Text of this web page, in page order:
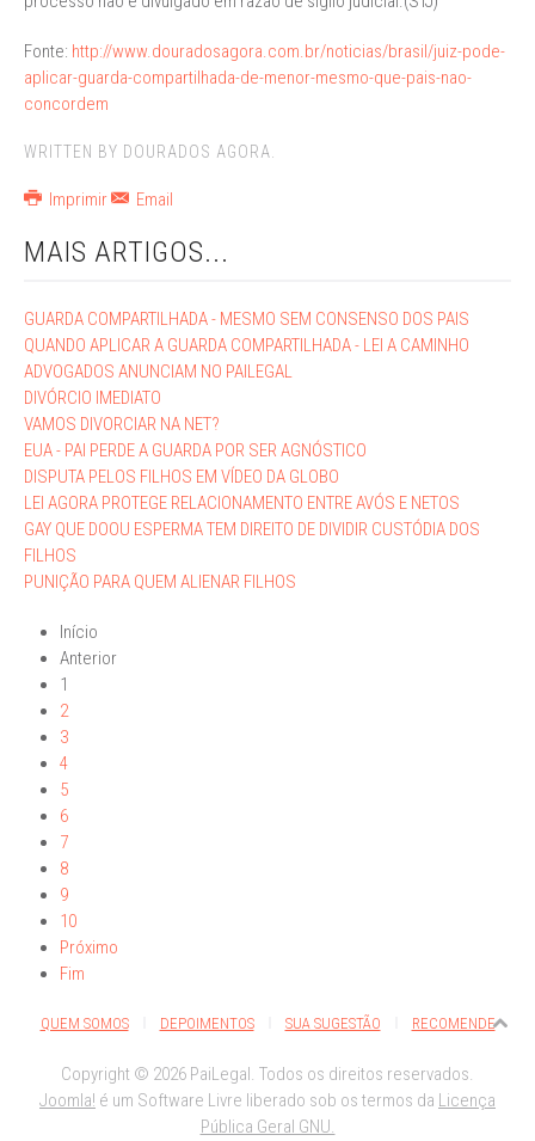
Fonte: http://www.douradosagora.com.br/noticias/brasil/juiz-pode-
aplicar-guarda-compartilhada-de-menor-mesmo-que-pais-nao-
concordem
WRITTEN BY DOURADOS AGORA.
Imprimir Email
MAIS ARTIGOS...
GUARDA COMPARTILHADA - MESMO SEM CONSENSO DOS PAIS
QUANDO APLICAR A GUARDA COMPARTILHADA - LEI A CAMINHO
ADVOGADOS ANUNCIAM NO PAILEGAL
DIVÓRCIO IMEDIATO
VAMOS DIVORCIAR NA NET?
EUA - PAI PERDE A GUARDA POR SER AGNÓSTICO
DISPUTA PELOS FILHOS EM VÍDEO DA GLOBO
LEI AGORA PROTEGE RELACIONAMENTO ENTRE AVÓS E NETOS
GAY QUE DOOU ESPERMA TEM DIREITO DE DIVIDIR CUSTÓDIA DOS
FILHOS
PUNIÇÃO PARA QUEM ALIENAR FILHOS
Início
Anterior
1
2
3
4
5
6
7
8
9
10
Próximo
Fim
QUEM SOMOS DEPOIMENTOS SUA SUGESTÃO RECOMENDE
Copyright © 2026 PaiLegal. Todos os direitos reservados.
Joomla! é um Software Livre liberado sob os termos da Licença
Pública Geral GNU.